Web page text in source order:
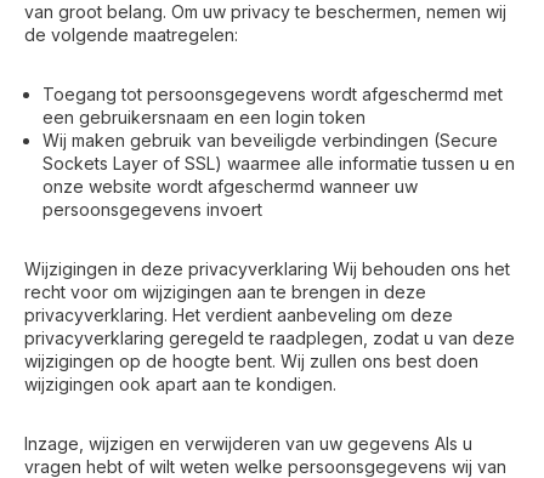
van groot belang. Om uw privacy te beschermen, nemen wij
de volgende maatregelen:
Toegang tot persoonsgegevens wordt afgeschermd met
een gebruikersnaam en een login token
Wij maken gebruik van beveiligde verbindingen (Secure
Sockets Layer of SSL) waarmee alle informatie tussen u en
onze website wordt afgeschermd wanneer uw
persoonsgegevens invoert
Wijzigingen in deze privacyverklaring Wij behouden ons het
recht voor om wijzigingen aan te brengen in deze
privacyverklaring. Het verdient aanbeveling om deze
privacyverklaring geregeld te raadplegen, zodat u van deze
wijzigingen op de hoogte bent. Wij zullen ons best doen
wijzigingen ook apart aan te kondigen.
Inzage, wijzigen en verwijderen van uw gegevens Als u
vragen hebt of wilt weten welke persoonsgegevens wij van